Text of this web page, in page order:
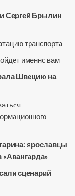
Сергей Брылин
транспорта
именно вам
Швецию на
ярославцы
сценарий